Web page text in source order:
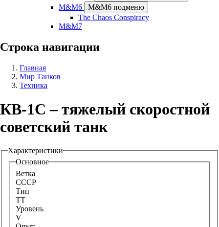
M&M6
M&M6 подменю
The Chaos Conspiracy
M&M7
Строка навигации
Главная
Мир Танков
Техника
КВ-1С – тяжелый скоростной
советский танк
Характеристики
Основное
Ветка
СССР
Тип
ТТ
Уровень
V